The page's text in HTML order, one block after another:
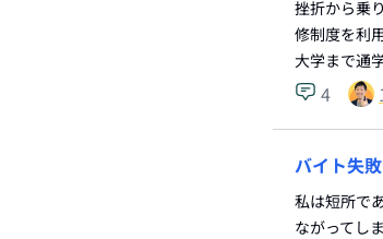
挫折から乗
修制度を利
大学まで通
4
バイト失
私は短所で
ながってし